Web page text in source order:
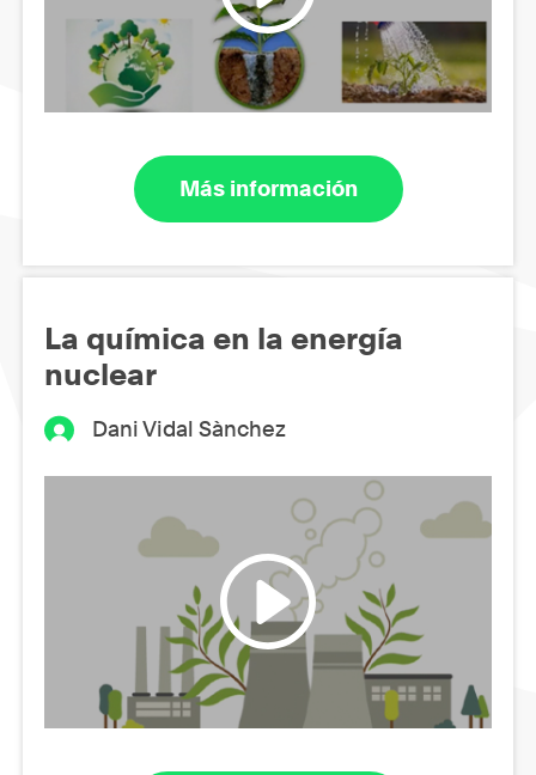
Más información
La química en la energía
nuclear
Dani Vidal Sànchez